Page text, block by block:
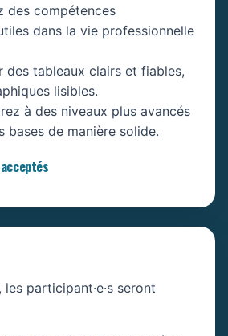
des compétences
dans la vie professionnelle
des tableaux clairs et fiables,
lisibles.
à des niveaux plus avancés
bases de manière solide.
participant·e·s seront